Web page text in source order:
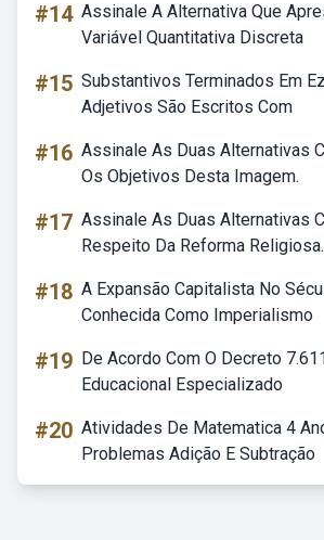
#14 Assinale A Alternativa Que
Variável Quantitativa Discreta
#15 Substantivos Terminados Em
Adjetivos São Escritos Com
#16 Assinale As Duas Alternativas
Os Objetivos Desta Imagem.
#17 Assinale As Duas Alternativas
Respeito Da Reforma Religiosa.
#18 A Expansão Capitalista No
Conhecida Como Imperialismo
#19 De Acordo Com O Decreto
Educacional Especializado
#20 Atividades De Matematica 4
Problemas Adição E Subtração